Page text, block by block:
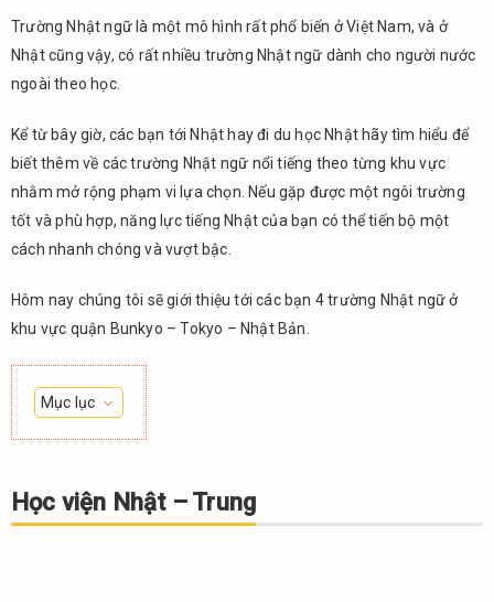
Trường Nhật ngữ là một mô hình rất phổ biến ở Việt Nam, và ở
Nhật cũng vậy, có rất nhiều trường Nhật ngữ dành cho người nước
ngoài theo học.
Kể từ bây giờ, các bạn tới Nhật hay đi du học Nhật hãy tìm hiểu để
biết thêm về các trường Nhật ngữ nổi tiếng theo từng khu vực
nhằm mở rộng phạm vi lựa chọn. Nếu gặp được một ngôi trường
tốt và phù hợp, năng lực tiếng Nhật của bạn có thể tiến bộ một
cách nhanh chóng và vượt bậc.
Hôm nay chúng tôi sẽ giới thiệu tới các bạn 4 trường Nhật ngữ ở
khu vực quận Bunkyo – Tokyo – Nhật Bản.
Mục lục
1.
Nhật
Học viện Nhật – Trung